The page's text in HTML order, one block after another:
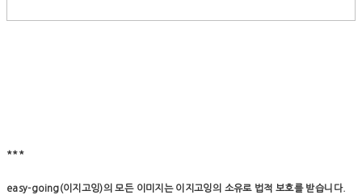
***
easy-going(이지고잉)의 모든 이미지는 이지고잉의 소유로 법적 보호를 받습니다.